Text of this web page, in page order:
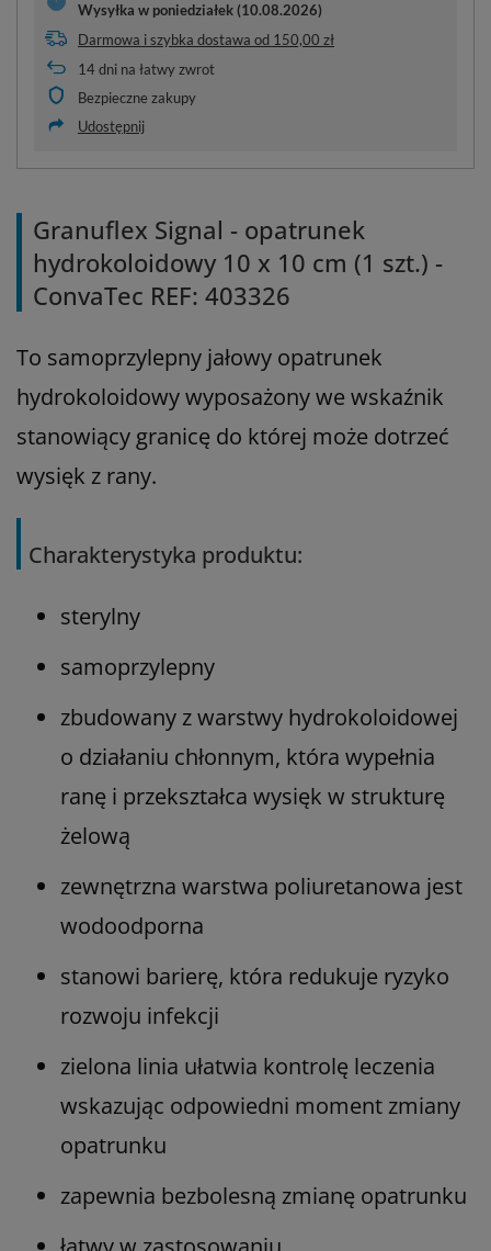
Wysyłka w poniedziałek (10.08.2026)
Darmowa i szybka dostawa od 150,00 zł
14dni na łatwy zwrot
Bezpieczne zakupy
Udostępnij
Granuflex Signal - opatrunek
hydrokoloidowy 10 x 10 cm (1 szt.) -
ConvaTec REF: 403326
To samoprzylepny jałowy opatrunek
hydrokoloidowy wyposażony we wskaźnik
stanowiący granicę do której może dotrzeć
wysięk z rany.
Charakterystyka produktu:
sterylny
samoprzylepny
zbudowany z warstwy hydrokoloidowej
o działaniu chłonnym, która wypełnia
ranę i przekształca wysięk w strukturę
żelową
zewnętrzna warstwa poliuretanowa jest
wodoodporna
stanowi barierę, która redukuje ryzyko
rozwoju infekcji
zielona linia ułatwia kontrolę leczenia
wskazując odpowiedni moment zmiany
opatrunku
zapewnia bezbolesną zmianę opatrunku